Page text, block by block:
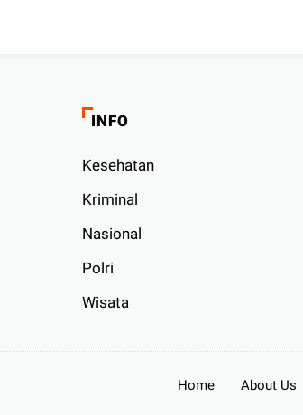
INFO
Kesehatan
Kriminal
Nasional
Polri
Wisata
Home About Us